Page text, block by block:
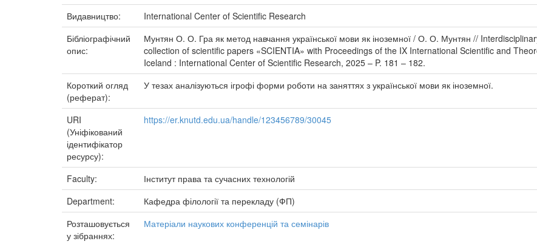
Видавництво:
International Center of Scientific Research
Бібліографічний
опис:
Мунтян О. О. Гра як метод навчання української мови як іноземної / О. О. Мунтян //
collection of scientific papers «SCIENTIA» with Proceedings of the IX International Scientific and
Iceland : International Center of Scientific Research, 2025 – P. 181 – 182.
Короткий огляд
(реферат):
У тезах аналізуються ігрофі форми роботи на заняттях з української мови як іноземної.
URI
(Уніфікований
ідентифікатор
ресурсу):
https://er.knutd.edu.ua/handle/123456789/30045
Faculty:
Інститут права та сучасних технологій
Department:
Кафедра філології та перекладу (ФП)
Розташовується
у зібраннях:
Матеріали наукових конференцій та семінарів